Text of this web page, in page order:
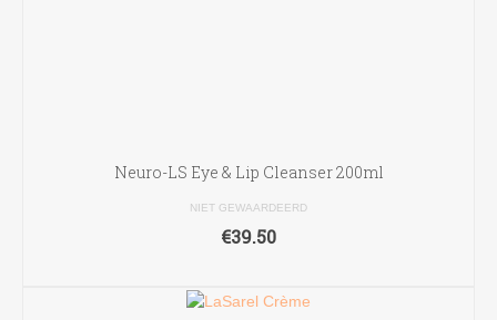
Neuro-LS Eye & Lip Cleanser 200ml
NIET GEWAARDEERD
€39.50